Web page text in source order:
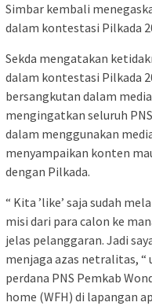
Simbar kembali
dalam kontestasi Pilkada
Sekda mengatakan
dalam kontestasi Pilkada
bersangkutan dalam
mengingatkan seluruh
dalam menggunakan
menyampaikan konten
dengan Pilkada.
“ Kita ’like’ saja sudah
misi dari para calon ke
jelas pelanggaran. Jadi
menjaga azas netralitas,
perdana PNS Pemkab
home (WFH) di lapangan